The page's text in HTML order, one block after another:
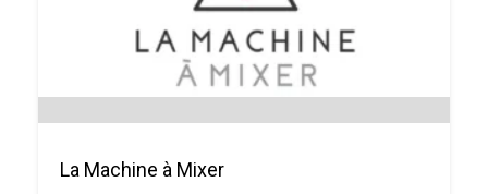
La Machine à Mixer